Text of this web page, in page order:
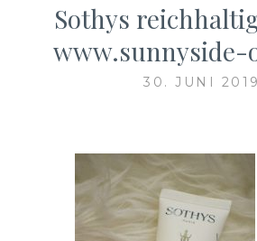
Sothys
www.sunnyside-
30. JUNI 2019